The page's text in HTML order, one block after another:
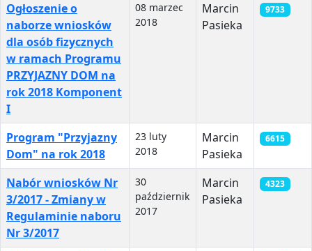
Ogłoszenie o
naborze wniosków
dla osób fizycznych
w ramach Programu
PRZYJAZNY DOM na
rok 2018 Komponent
I
08 marzec
2018
Marcin
Pasieka
9733
Program "Przyjazny
Dom" na rok 2018
23 luty
2018
Marcin
Pasieka
6615
Nabór wniosków Nr
3/2017 - Zmiany w
Regulaminie naboru
Nr 3/2017
30
październik
2017
Marcin
Pasieka
4323